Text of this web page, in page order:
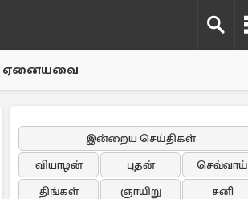
ஏனையவை
இன்றைய செய்திகள்
வியாழன்
புதன்
செவ்வாய்
திங்கள்
ஞாயிறு
சனி